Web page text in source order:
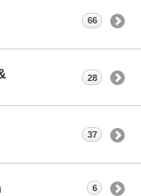
66
28
37
6